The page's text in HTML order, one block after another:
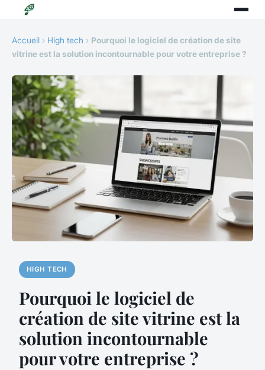
Accueil › High tech › Pourquoi le logiciel de création de site
vitrine est la solution incontournable pour votre entreprise ?
HIGH TECH
Pourquoi le logiciel de
création de site vitrine est la
solution incontournable
pour votre entreprise ?